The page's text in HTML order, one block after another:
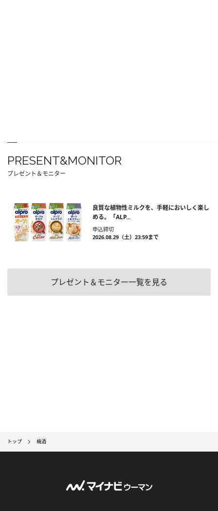
PRESENT&MONITOR
プレゼント＆モニター
良質な植物性ミルクを、手軽においしく楽し
める。「ALP...
申込締切
2026.08.29（土）23:59まで
プレゼント＆モニター一覧を見る
トップ 梅酒